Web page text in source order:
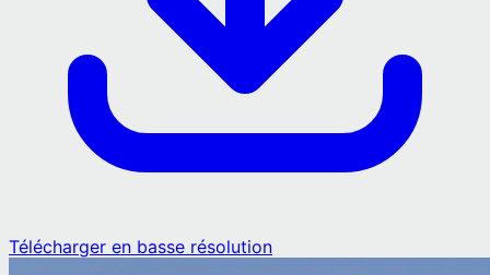
Télécharger en basse résolution